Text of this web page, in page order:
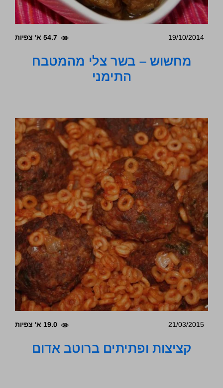
19/10/2014 54.7 א' צפיות
מחשוש – בשר צלי מהמטבח
התימני
21/03/2015 19.0 א' צפיות
קציצות ופתיתים ברוטב אדום